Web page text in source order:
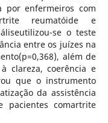
por enfermeiros com
reumatóide e
se o teste
entre os juízes na
além de
clareza, coerência e
que o instrumento
da assistência
pacientes comartrite